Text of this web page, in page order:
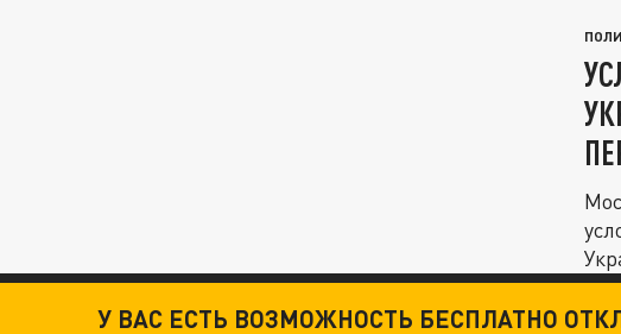
У ВАС ЕСТЬ ВОЗМОЖНОСТЬ БЕСПЛАТНО